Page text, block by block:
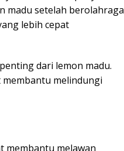
madu setelah berolahraga
lebih cepat
dari lemon madu.
melindungi
membantu melawan